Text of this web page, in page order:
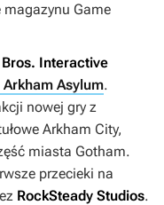
magazynu Game
Interactive
Arkham Asylum.
nowej gry z
Arkham City,
miasta Gotham.
przecieki na
RockSteady Studios.